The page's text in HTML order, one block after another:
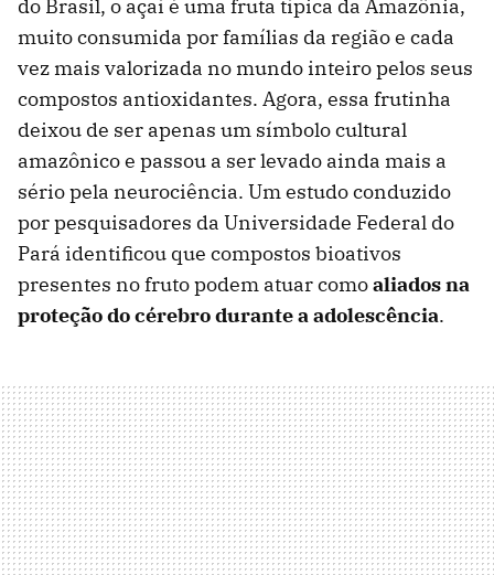
do Brasil, o açaí é uma fruta típica da Amazônia,
muito consumida por famílias da região e cada
vez mais valorizada no mundo inteiro pelos seus
compostos antioxidantes. Agora, essa frutinha
deixou de ser apenas um símbolo cultural
amazônico e passou a ser levado ainda mais a
sério pela neurociência. Um estudo conduzido
por pesquisadores da Universidade Federal do
Pará identificou que compostos bioativos
presentes no fruto podem atuar comoaliados na
proteção do cérebro durante a adolescência.